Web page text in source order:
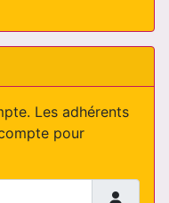
Les adhérents
pour